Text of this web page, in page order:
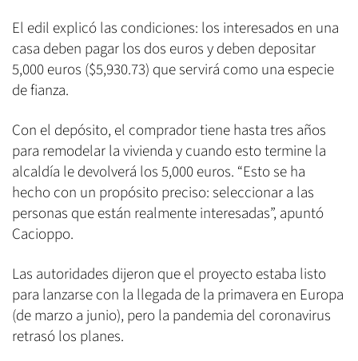
El edil explicó las condiciones: los interesados en una
casa deben pagar los dos euros y deben depositar
5,000 euros ($5,930.73) que servirá como una especie
de fianza.
Con el depósito, el comprador tiene hasta tres años
para remodelar la vivienda y cuando esto termine la
alcaldía le devolverá los 5,000 euros. “Esto se ha
hecho con un propósito preciso: seleccionar a las
personas que están realmente interesadas”, apuntó
Cacioppo.
Las autoridades dijeron que el proyecto estaba listo
para lanzarse con la llegada de la primavera en Europa
(de marzo a junio), pero la pandemia del coronavirus
retrasó los planes.